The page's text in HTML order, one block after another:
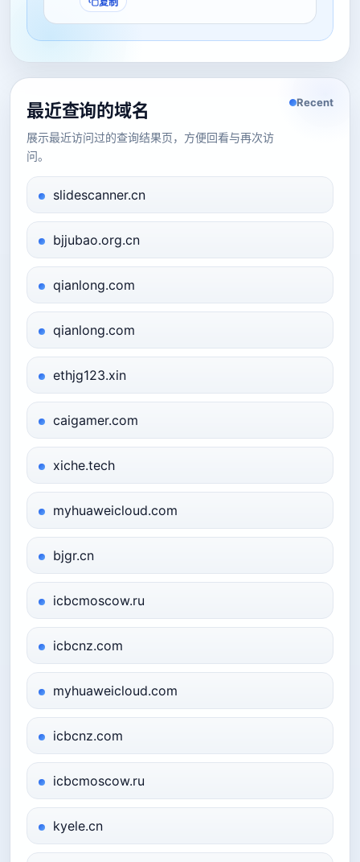
最近查询的域名
展示最近访问过的查询结果页，方便回看与再次访
问。
Recent
slidescanner.cn
bjjubao.org.cn
qianlong.com
qianlong.com
ethjg123.xin
caigamer.com
xiche.tech
myhuaweicloud.com
bjgr.cn
icbcmoscow.ru
icbcnz.com
myhuaweicloud.com
icbcnz.com
icbcmoscow.ru
kyele.cn